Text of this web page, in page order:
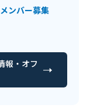
ンバー募集
報・オフ